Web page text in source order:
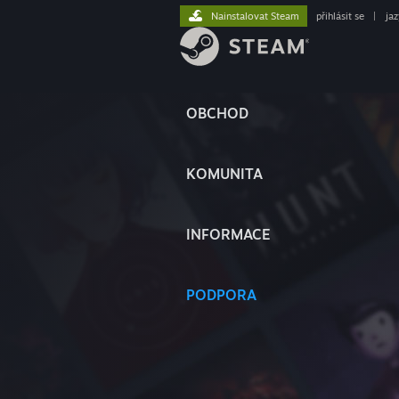
OBCHOD
KOMUNITA
INFORMACE
PODPORA
Nainstalovat Steam přihlásit se